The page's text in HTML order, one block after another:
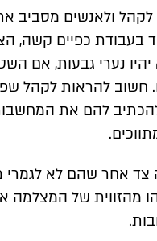
ולאנשים מסביב את
בעבודת כפיים קשה,
נערי גבעות, אם
להראות לקהל
להם את
צד אחר שהם לא
מהזווית של המצלמה